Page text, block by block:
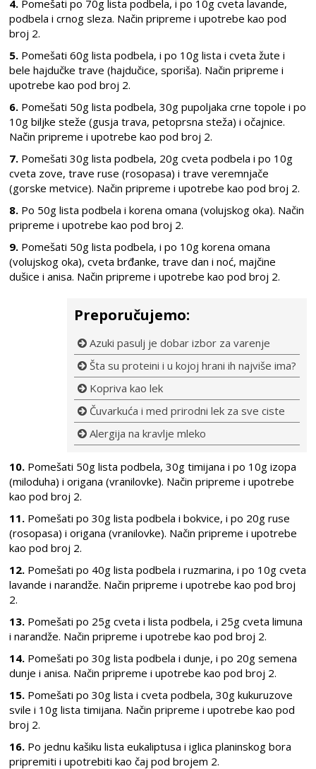
4. Pomešati po 70g lista podbela, i po 10g cveta lavande,
podbela i crnog sleza. Način pripreme i upotrebe kao pod
broj 2.
5. Pomešati 60g lista podbela, i po 10g lista i cveta žute i
bele hajdučke trave (hajdučice, sporiša). Način pripreme i
upotrebe kao pod broj 2.
6. Pomešati 50g lista podbela, 30g pupoljaka crne topole i po
10g biljke steže (gusja trava, petoprsna steža) i očajnice.
Način pripreme i upotrebe kao pod broj 2.
7. Pomešati 30g lista podbela, 20g cveta podbela i po 10g
cveta zove, trave ruse (rosopasa) i trave veremnjače
(gorske metvice). Način pripreme i upotrebe kao pod broj 2.
8. Po 50g lista podbela i korena omana (volujskog oka). Način
pripreme i upotrebe kao pod broj 2.
9. Pomešati 50g lista podbela, i po 10g korena omana
(volujskog oka), cveta brđanke, trave dan i noć, majčine
dušice i anisa. Način pripreme i upotrebe kao pod broj 2.
Preporučujemo:
Azuki pasulj je dobar izbor za varenje
Šta su proteini i u kojoj hrani ih najviše ima?
Kopriva kao lek
Čuvarkuća i med prirodni lek za sve ciste
Alergija na kravlje mleko
10. Pomešati 50g lista podbela, 30g timijana i po 10g izopa
(miloduha) i origana (vranilovke). Način pripreme i upotrebe
kao pod broj 2.
11. Pomešati po 30g lista podbela i bokvice, i po 20g ruse
(rosopasa) i origana (vranilovke). Način pripreme i upotrebe
kao pod broj 2.
12. Pomešati po 40g lista podbela i ruzmarina, i po 10g cveta
lavande i narandže. Način pripreme i upotrebe kao pod broj
2.
13. Pomešati po 25g cveta i lista podbela, i 25g cveta limuna
i narandže. Način pripreme i upotrebe kao pod broj 2.
14. Pomešati po 30g lista podbela i dunje, i po 20g semena
dunje i anisa. Način pripreme i upotrebe kao pod broj 2.
15. Pomešati po 30g lista i cveta podbela, 30g kukuruzove
svile i 10g lista timijana. Način pripreme i upotrebe kao pod
broj 2.
16. Po jednu kašiku lista eukaliptusa i iglica planinskog bora
pripremiti i upotrebiti kao čaj pod brojem 2.